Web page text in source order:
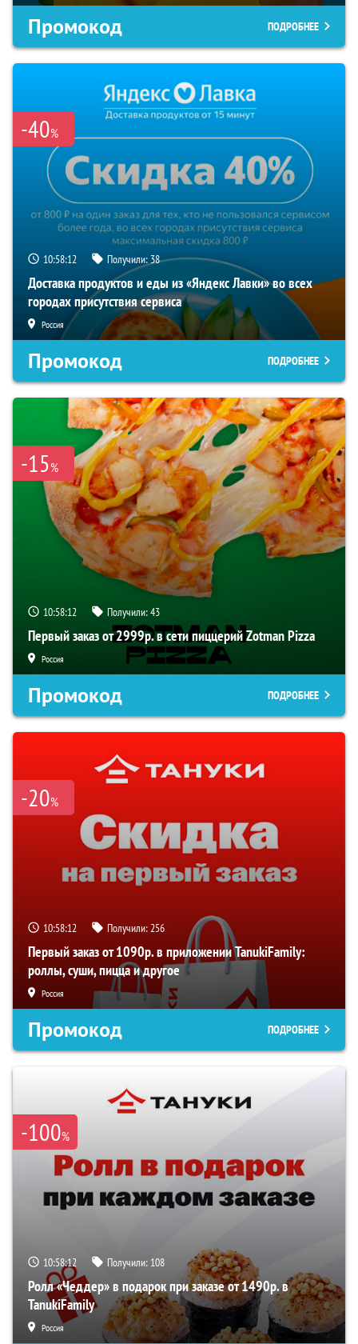
Промокод ПОДРОБНЕЕ
-40%
10:58:11 Получили:38
Доставка продуктов и еды из «Яндекс Лавки» во всех
городах присутствия сервиса
Россия
Промокод ПОДРОБНЕЕ
-15%
10:58:11 Получили:43
Первый заказ от 2999р. в сети пиццерий Zotman Pizza
Россия
Промокод ПОДРОБНЕЕ
-20%
10:58:11 Получили:256
Первый заказ от 1090р. в приложении TanukiFamily:
роллы, суши, пицца и другое
Россия
Промокод ПОДРОБНЕЕ
-100%
10:58:11 Получили: 108
Ролл «Чеддер» в подарок при заказе от 1490р. в
TanukiFamily
Россия